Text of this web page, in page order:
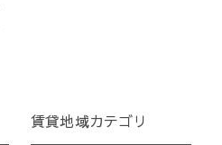
賃貸地域カテゴリ